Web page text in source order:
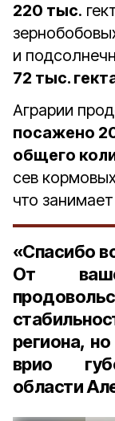
220 тыс.
и
72 тыс.
Аграрии
посажено
общего
сев
что занимает
«Спасибо
От
региона,
врио
области